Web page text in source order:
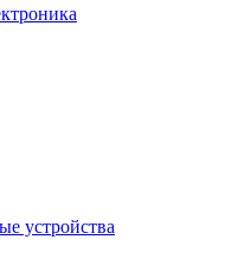
устройства